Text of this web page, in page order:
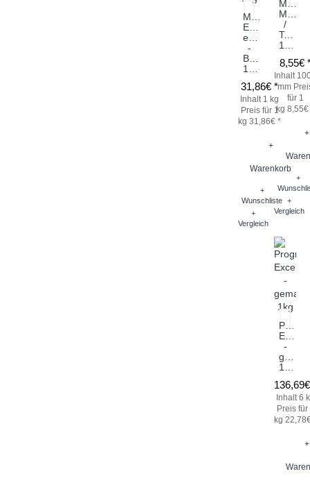
Miko
Espresso
entkoffeiniert
-
Bohne
31,86€ *
Inhalt 1 kg
Preis für 1
kg 31,86€ *
+
Warenkorb
+
Wunschliste
+
Vergleich
Miko
/
8,55€
Inhalt
mm
für 1
kg 8,55€
+
+
+
Vergleich
-
Inhalt 6
Preis für
kg
+